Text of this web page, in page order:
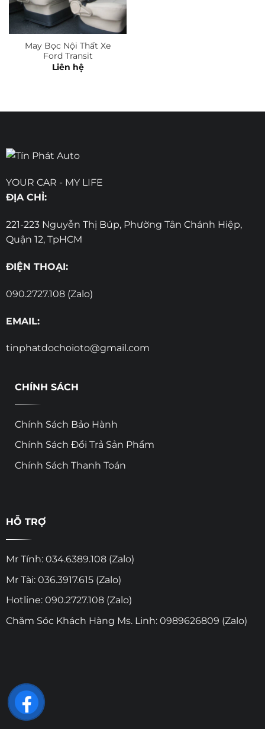
May Bọc Nội Thất Xe
Ford Transit
Liên hệ
YOUR CAR - MY LIFE
ĐỊA CHỈ:
221-223 Nguyễn Thị Búp, Phường Tân Chánh Hiệp,
Quận 12, TpHCM
ĐIỆN THOẠI:
090.2727.108 (Zalo)
EMAIL:
tinphatdochoioto@gmail.com
CHÍNH SÁCH
Chính Sách Bảo Hành
Chính Sách Đổi Trả Sản Phẩm
Chính Sách Thanh Toán
HỖ TRỢ
Mr Tính: 034.6389.108 (Zalo)
Mr Tài: 036.3917.615 (Zalo)
Hotline: 090.2727.108 (Zalo)
Chăm Sóc Khách Hàng Ms. Linh: 0989626809 (Zalo)